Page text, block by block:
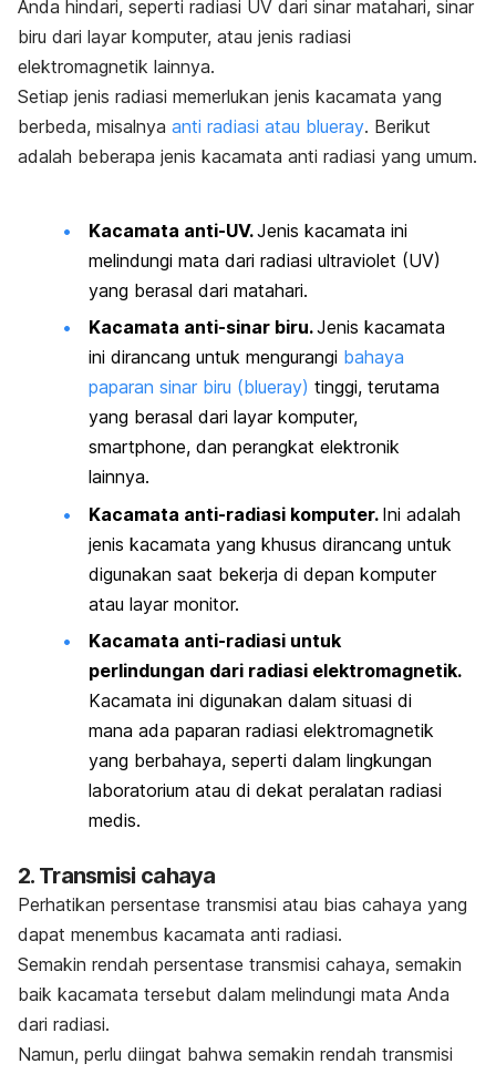
Anda hindari, seperti radiasi UV dari sinar matahari, sinar
biru dari layar komputer, atau jenis radiasi
elektromagnetik lainnya.
Setiap jenis radiasi memerlukan jenis kacamata yang
berbeda, misalnya anti radiasi atau blueray. Berikut
adalah beberapa jenis kacamata anti radiasi yang umum.
Kacamata anti-UV.Jenis kacamata ini
melindungi mata dari radiasi ultraviolet (UV)
yang berasal dari matahari.
Kacamata anti-sinar biru.Jenis kacamata
ini dirancang untuk mengurangi bahaya
paparan sinar biru (blueray) tinggi, terutama
yang berasal dari layar komputer,
smartphone, dan perangkat elektronik
lainnya.
Kacamata anti-radiasi komputer. Ini adalah
jenis kacamata yang khusus dirancang untuk
digunakan saat bekerja di depan komputer
atau layar monitor.
Kacamata anti-radiasi untuk
perlindungan dari radiasi elektromagnetik.
Kacamata ini digunakan dalam situasi di
mana ada paparan radiasi elektromagnetik
yang berbahaya, seperti dalam lingkungan
laboratorium atau di dekat peralatan radiasi
medis.
2. Transmisi cahaya
Perhatikan persentase transmisi atau bias cahaya yang
dapat menembus kacamata anti radiasi.
Semakin rendah persentase transmisi cahaya, semakin
baik kacamata tersebut dalam melindungi mata Anda
dari radiasi.
Namun, perlu diingat bahwa semakin rendah transmisi